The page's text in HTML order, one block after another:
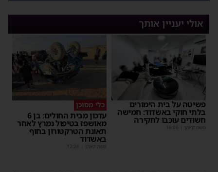
אולי יעניין אותך
פשיטה על בית הימורים
בלתי חוקי באשדוד: חמישה
חשודים עוכבו לחקירה
משה קאהן |
16:06
כלי מסוכן
עדכון מבית החולים: בן 6
מאושפז בטיפול נמרץ לאחר
תאונת הטרקטורון בחוף
באשדוד
משה קאהן |
12:26